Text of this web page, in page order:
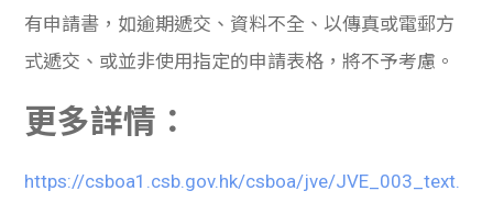
有申請書，如逾期遞交、資料不全、以傳真或電郵方
式遞交、或並非使用指定的申請表格，將不予考慮。
更多詳情：
https://csboa1.csb.gov.hk/csboa/jve/JVE_003_text.